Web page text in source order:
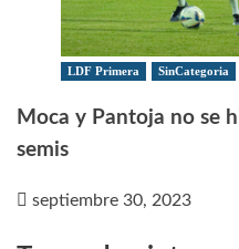
LDF Primera SinCategoria
Moca y Pantoja no se
semis
septiembre 30, 2023